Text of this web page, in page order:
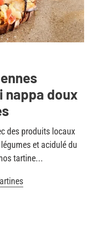
nappa doux
des produits locaux
et acidulé du
tartine...